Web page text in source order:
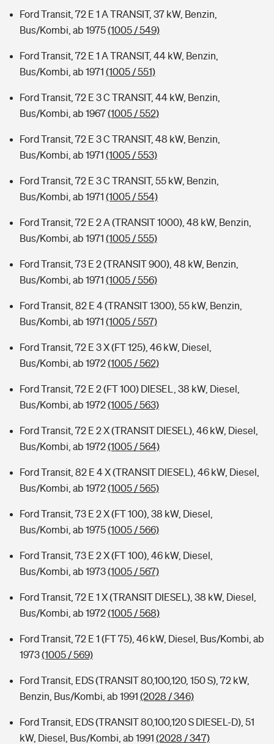
Ford Transit, 72 E 1 A TRANSIT, 37 kW, Benzin,
Bus/Kombi, ab 1975(1005 / 549)
Ford Transit, 72 E 1 A TRANSIT, 44 kW, Benzin,
Bus/Kombi, ab 1971 (1005 / 551)
Ford Transit, 72 E 3 C TRANSIT, 44 kW, Benzin,
Bus/Kombi, ab 1967(1005 / 552)
Ford Transit, 72 E 3 C TRANSIT, 48 kW, Benzin,
Bus/Kombi, ab 1971 (1005 / 553)
Ford Transit, 72 E 3 C TRANSIT, 55 kW, Benzin,
Bus/Kombi, ab 1971 (1005 / 554)
Ford Transit, 72 E 2 A (TRANSIT 1000), 48 kW, Benzin,
Bus/Kombi, ab 1971 (1005 / 555)
Ford Transit, 73 E 2 (TRANSIT 900), 48 kW, Benzin,
Bus/Kombi, ab 1971 (1005 / 556)
Ford Transit, 82 E 4 (TRANSIT 1300), 55 kW, Benzin,
Bus/Kombi, ab 1971 (1005 / 557)
Ford Transit, 72 E 3 X (FT 125), 46 kW, Diesel,
Bus/Kombi, ab 1972(1005 / 562)
Ford Transit, 72 E 2 (FT 100) DIESEL, 38 kW, Diesel,
Bus/Kombi, ab 1972(1005 / 563)
Ford Transit, 72 E 2 X (TRANSIT DIESEL), 46 kW, Diesel,
Bus/Kombi, ab 1972(1005 / 564)
Ford Transit, 82 E 4 X (TRANSIT DIESEL), 46 kW, Diesel,
Bus/Kombi, ab 1972(1005 / 565)
Ford Transit, 73 E 2 X (FT 100), 38 kW, Diesel,
Bus/Kombi, ab 1975(1005 / 566)
Ford Transit, 73 E 2 X (FT 100), 46 kW, Diesel,
Bus/Kombi, ab 1973(1005 / 567)
Ford Transit, 72 E 1 X (TRANSIT DIESEL), 38 kW, Diesel,
Bus/Kombi, ab 1972(1005 / 568)
Ford Transit, 72 E 1 (FT 75), 46 kW, Diesel, Bus/Kombi, ab
1973(1005 / 569)
Ford Transit, EDS (TRANSIT 80,100,120, 150 S), 72 kW,
Benzin, Bus/Kombi, ab 1991 (2028 / 346)
Ford Transit, EDS (TRANSIT 80,100,120 S DIESEL-D), 51
kW, Diesel, Bus/Kombi, ab 1991 (2028 / 347)